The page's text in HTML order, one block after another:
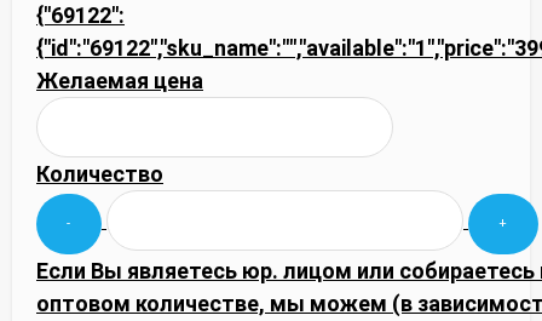
{"69122":
Желаемая цена
Количество
Если Вы являетесь юр. лицом или собираетесь
оптовом количестве, мы можем (в